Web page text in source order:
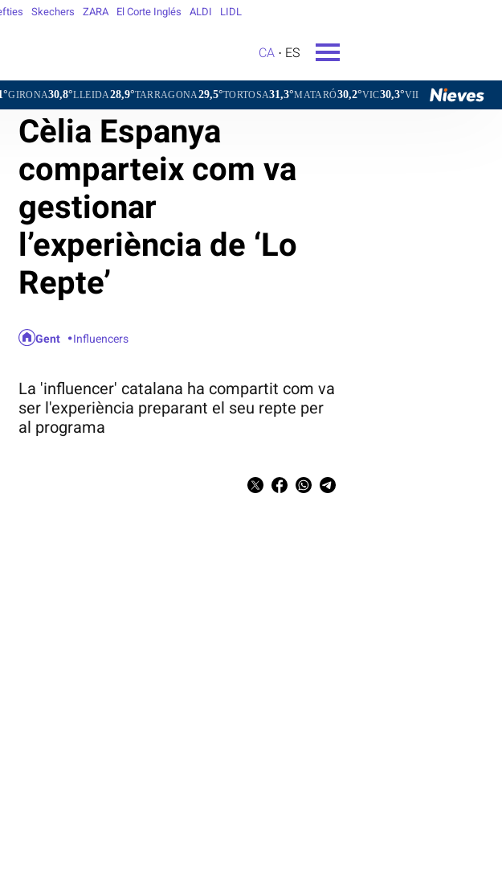
Skechers ZARA El Corte Inglés ALDI LIDL
CA ES
LLEIDA28,9°TARRAGONA29,5°TORTOSA31,3°MATARÓ30,2°VIC30,3°VILAFRANCA DEL PENEDÈS
Gent Influencers
Cèlia Espanya
comparteix com va
gestionar
l’experiència de ‘Lo
Repte’
La 'influencer' catalana ha compartit com va
ser l'experiència preparant el seu repte per
al programa